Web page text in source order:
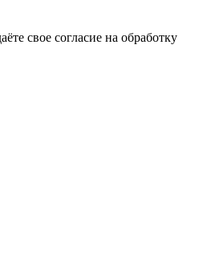
свое согласие на обработку